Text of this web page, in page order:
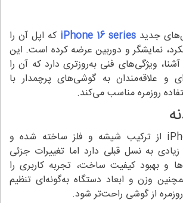
iPhone 16 series که اپل آن را
نمایشگر و دوربین عرضه کرده است. این
ویژگی‌های فنی به‌روزتری دارد که آن را
و علاقه‌مندان به گوشی‌های پرچمدار با
روزمره مناسب می‌کند.
بدنه iPhone 16 Pro از ترکیب شیشه و فلز ساخته شده و
به نسل قبلی دارد اما تغییرات جزئی
و بهبود کیفیت ساخت، تجربه کاربری را
وزن و ابعاد دستگاه به‌گونه‌ای تنظیم
از گوشی راحت‌تر شود.